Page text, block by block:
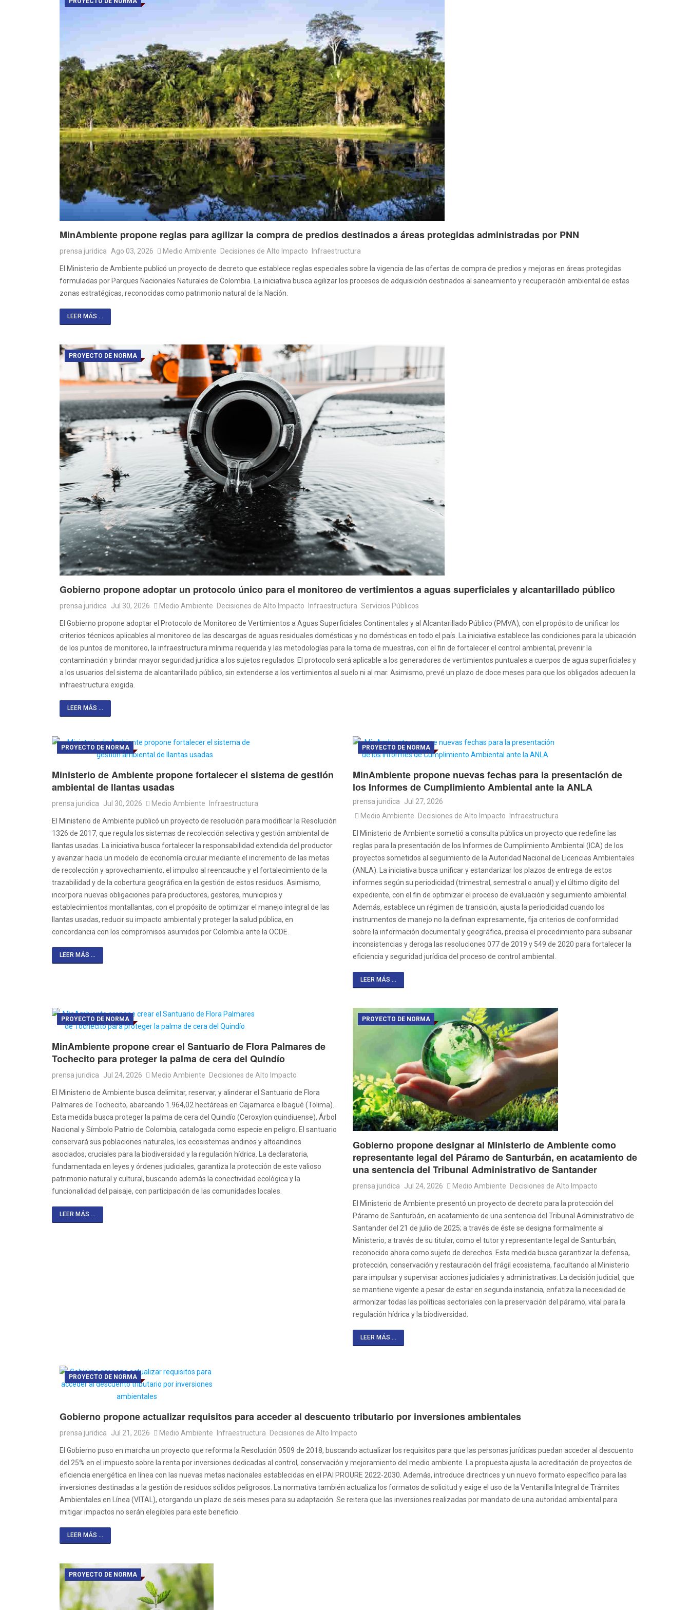
MinAmbiente propone reglas para agilizar la compra de predios destinados a áreas protegidas administradas por PNN
prensa juridica Ago 03, 2026 Medio Ambiente Decisiones de Alto Impacto Infraestructura
El Ministerio de Ambiente publicó un proyecto de decreto que establece reglas especiales sobre la vigencia de las ofertas de compra de predios y mejoras en áreas protegidas
formuladas por Parques Nacionales Naturales de Colombia. La iniciativa busca agilizar los procesos de adquisición destinados al saneamiento y recuperación ambiental de estas
zonas estratégicas, reconocidas como patrimonio natural de la Nación.
LEER MÁS ...
PROYECTO DE NORMA
Gobierno propone adoptar un protocolo único para el monitoreo de vertimientos a aguas superficiales y alcantarillado público
prensa juridica Jul 30, 2026 Medio Ambiente Decisiones de Alto Impacto Infraestructura Servicios Públicos
El Gobierno propone adoptar el Protocolo de Monitoreo de Vertimientos a Aguas Superficiales Continentales y al Alcantarillado Público (PMVA), con el propósito de unificar los
criterios técnicos aplicables al monitoreo de las descargas de aguas residuales domésticas y no domésticas en todo el país. La iniciativa establece las condiciones para la ubicación
de los puntos de monitoreo, la infraestructura mínima requerida y las metodologías para la toma de muestras, con el fin de fortalecer el control ambiental, prevenir la
contaminación y brindar mayor seguridad jurídica a los sujetos regulados. El protocolo será aplicable a los generadores de vertimientos puntuales a cuerpos de agua superficiales y
a los usuarios del sistema de alcantarillado público, sin extenderse a los vertimientos al suelo ni al mar. Asimismo, prevé un plazo de doce meses para que los obligados adecuen la
infraestructura exigida.
LEER MÁS ...
PROYECTO DE NORMA
Ministerio de Ambiente propone fortalecer el sistema de gestión
ambiental de llantas usadas
prensa juridica Jul 30, 2026 Medio Ambiente Infraestructura
El Ministerio de Ambiente publicó un proyecto de resolución para modificar la Resolución
1326 de 2017, que regula los sistemas de recolección selectiva y gestión ambiental de
llantas usadas. La iniciativa busca fortalecer la responsabilidad extendida del productor
y avanzar hacia un modelo de economía circular mediante el incremento de las metas
de recolección y aprovechamiento, el impulso al reencauche y el fortalecimiento de la
trazabilidad y de la cobertura geográfica en la gestión de estos residuos. Asimismo,
incorpora nuevas obligaciones para productores, gestores, municipios y
establecimientos montallantas, con el propósito de optimizar el manejo integral de las
llantas usadas, reducir su impacto ambiental y proteger la salud pública, en
concordancia con los compromisos asumidos por Colombia ante la OCDE.
LEER MÁS ...
PROYECTO DE NORMA
MinAmbiente propone nuevas fechas para la presentación de
los Informes de Cumplimiento Ambiental ante la ANLA
prensa juridica
Jul 27, 2026
Medio Ambiente
Decisiones de Alto Impacto Infraestructura
El Ministerio de Ambiente sometió a consulta pública un proyecto que redefine las
reglas para la presentación de los Informes de Cumplimiento Ambiental (ICA) de los
proyectos sometidos al seguimiento de la Autoridad Nacional de Licencias Ambientales
(ANLA). La iniciativa busca unificar y estandarizar los plazos de entrega de estos
informes según su periodicidad (trimestral, semestral o anual) y el último dígito del
expediente, con el fin de optimizar el proceso de evaluación y seguimiento ambiental.
Además, establece un régimen de transición, ajusta la periodicidad cuando los
instrumentos de manejo no la definan expresamente, fija criterios de conformidad
sobre la información documental y geográfica, precisa el procedimiento para subsanar
inconsistencias y deroga las resoluciones 077 de 2019 y 549 de 2020 para fortalecer la
eficiencia y seguridad jurídica del proceso de control ambiental.
LEER MÁS ...
PROYECTO DE NORMA
MinAmbiente propone crear el Santuario de Flora Palmares de
Tochecito para proteger la palma de cera del Quindío
prensa juridica Jul 24, 2026 Medio Ambiente Decisiones de Alto Impacto
El Ministerio de Ambiente busca delimitar, reservar, y alinderar el Santuario de Flora
Palmares de Tochecito, abarcando 1.964,02 hectáreas en Cajamarca e Ibagué (Tolima).
Esta medida busca proteger la palma de cera del Quindío (Ceroxylon quindiuense), Árbol
Nacional y Símbolo Patrio de Colombia, catalogada como especie en peligro. El santuario
conservará sus poblaciones naturales, los ecosistemas andinos y altoandinos
asociados, cruciales para la biodiversidad y la regulación hídrica. La declaratoria,
fundamentada en leyes y órdenes judiciales, garantiza la protección de este valioso
patrimonio natural y cultural, buscando además la conectividad ecológica y la
funcionalidad del paisaje, con participación de las comunidades locales.
LEER MÁS ...
PROYECTO DE NORMA
Gobierno propone designar al Ministerio de Ambiente como
representante legal del Páramo de Santurbán, en acatamiento de
una sentencia del Tribunal Administrativo de Santander
prensa juridica Jul 24, 2026 Medio Ambiente Decisiones de Alto Impacto
El Ministerio de Ambiente presentó un proyecto de decreto para la protección del
Páramo de Santurbán, en acatamiento de una sentencia del Tribunal Administrativo de
Santander del 21 de julio de 2025; a través de éste se designa formalmente al
Ministerio, a través de su titular, como el tutor y representante legal de Santurbán,
reconocido ahora como sujeto de derechos. Esta medida busca garantizar la defensa,
protección, conservación y restauración del frágil ecosistema, facultando al Ministerio
para impulsar y supervisar acciones judiciales y administrativas. La decisión judicial, que
se mantiene vigente a pesar de estar en segunda instancia, enfatiza la necesidad de
armonizar todas las políticas sectoriales con la preservación del páramo, vital para la
regulación hídrica y la biodiversidad.
LEER MÁS ...
PROYECTO DE NORMA
Gobierno propone actualizar requisitos para acceder al descuento tributario por inversiones ambientales
prensa juridica Jul 21, 2026 Medio Ambiente Infraestructura Decisiones de Alto Impacto
El Gobierno puso en marcha un proyecto que reforma la Resolución 0509 de 2018, buscando actualizar los requisitos para que las personas jurídicas puedan acceder al descuento
del 25% en el impuesto sobre la renta por inversiones dedicadas al control, conservación y mejoramiento del medio ambiente. La propuesta ajusta la acreditación de proyectos de
eficiencia energética en línea con las nuevas metas nacionales establecidas en el PAI PROURE 2022-2030. Además, introduce directrices y un nuevo formato específico para las
inversiones destinadas a la gestión de residuos sólidos peligrosos. La normativa también actualiza los formatos de solicitud y exige el uso de la Ventanilla Integral de Trámites
Ambientales en Línea (VITAL), otorgando un plazo de seis meses para su adaptación. Se reitera que las inversiones realizadas por mandato de una autoridad ambiental para
mitigar impactos no serán elegibles para este beneficio.
LEER MÁS ...
PROYECTO DE NORMA